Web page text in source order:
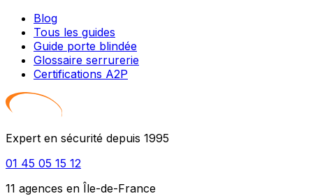
Blog
Tous les guides
Guide porte blindée
Glossaire serrurerie
Certifications A2P
Expert en sécurité depuis 1995
01 45 05 15 12
11 agences en Île-de-France